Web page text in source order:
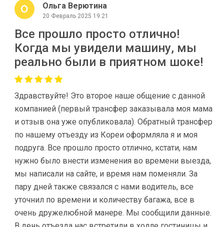
Ольга Верютина
20 Февраль 2025 19:21
Все прошло просто отлично!
Когда мы увидели машину, мы
реально были в приятном шоке!
Здравствуйте! Это второе наше общение с данной
компанией (первый трансфер заказывала моя мама
и отзыв она уже опубликовала). Обратный трансфер
по нашему отъезду из Кореи оформляла я и моя
подруга. Все прошло просто отлично, кстати, нам
нужно было внести изменения во времени выезда,
мы написали на сайте, и время нам поменяли. За
пару дней также связался с нами водитель, все
уточнил по времени и количеству багажа, все в
очень дружелюбной манере. Мы сообщили данные.